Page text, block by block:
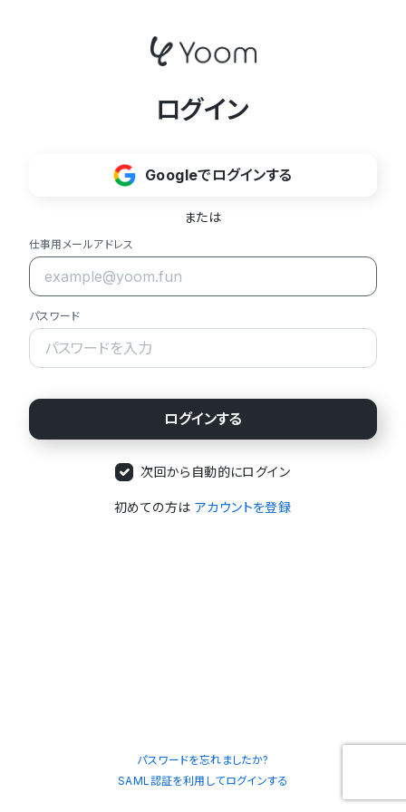
ログイン
Googleでログインする
または
仕事用メールアドレス
パスワード
次回から自動的にログイン
初めての方は アカウントを登録
パスワードを忘れましたか?
SAML認証を利用してログインする